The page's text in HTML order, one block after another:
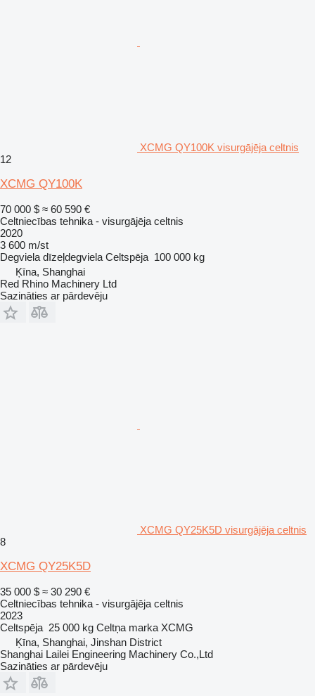
XCMG QY100K visurgājēja celtnis
12
XCMG QY100K
70 000 $ ≈ 60 590 €
Celtniecības tehnika - visurgājēja celtnis
2020
3 600 m/st
Degviela dīzeļdegviela Celtspēja 100 000 kg
Ķīna, Shanghai
Red Rhino Machinery Ltd
Sazināties ar pārdevēju
XCMG QY25K5D visurgājēja celtnis
8
XCMG QY25K5D
35 000 $ ≈ 30 290 €
Celtniecības tehnika - visurgājēja celtnis
2023
Celtspēja 25 000 kg Celtņa marka XCMG
Ķīna, Shanghai, Jinshan District
Shanghai Lailei Engineering Machinery Co.,Ltd
Sazināties ar pārdevēju